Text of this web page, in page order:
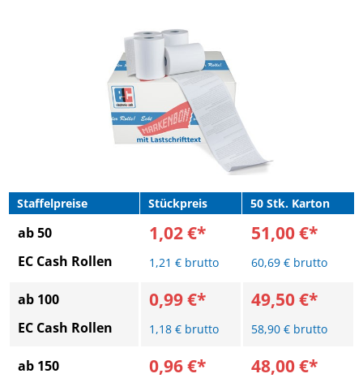
Staffelpreise Stückpreis 50 Stk. Karton
ab 50
EC Cash Rollen
1,02 €*
1,21 € brutto
51,00 €*
60,69 € brutto
ab 100
EC Cash Rollen
0,99 €*
1,18 € brutto
49,50 €*
58,90 € brutto
ab 150
0,96 €* 48,00 €*